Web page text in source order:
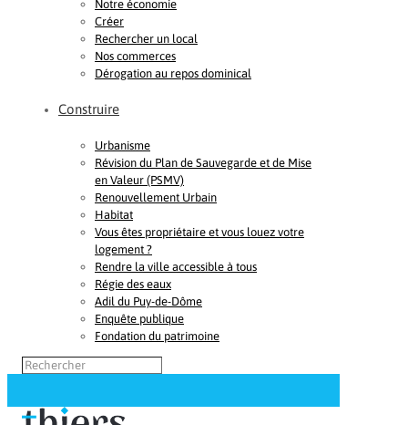
Notre économie
Créer
Rechercher un local
Nos commerces
Dérogation au repos dominical
Construire
Urbanisme
Révision du Plan de Sauvegarde et de Mise
en Valeur (PSMV)
Renouvellement Urbain
Habitat
Vous êtes propriétaire et vous louez votre
logement ?
Rendre la ville accessible à tous
Régie des eaux
Adil du Puy-de-Dôme
Enquête publique
Fondation du patrimoine